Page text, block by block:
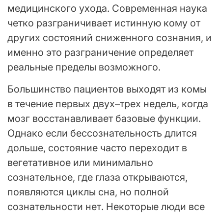
медицинского ухода. Современная наука
четко разграничивает истинную кому от
других состояний сниженного сознания, и
именно это разграничение определяет
реальные пределы возможного.
Большинство пациентов выходят из комы
в течение первых двух–трех недель, когда
мозг восстанавливает базовые функции.
Однако если бессознательность длится
дольше, состояние часто переходит в
вегетативное или минимально
сознательное, где глаза открываются,
появляются циклы сна, но полной
сознательности нет. Некоторые люди все